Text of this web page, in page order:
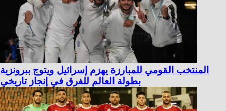
المنتخب القومي للمبارزة يهزم إسرائيل ويتوج ببرونزية
بطولة العالم للفرق في إنجاز تاريخي